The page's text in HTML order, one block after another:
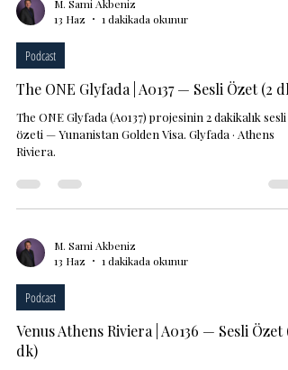
M. Sami Akbeniz
13 Haz
1 dakikada okunur
Podcast
The ONE Glyfada | A0137 — Sesli Özet (2 dk)
The ONE Glyfada (A0137) projesinin 2 dakikalık sesli
özeti — Yunanistan Golden Visa. Glyfada · Athens
Riviera.
M. Sami Akbeniz
13 Haz
1 dakikada okunur
Podcast
Venus Athens Riviera | A0136 — Sesli Özet (2
dk)